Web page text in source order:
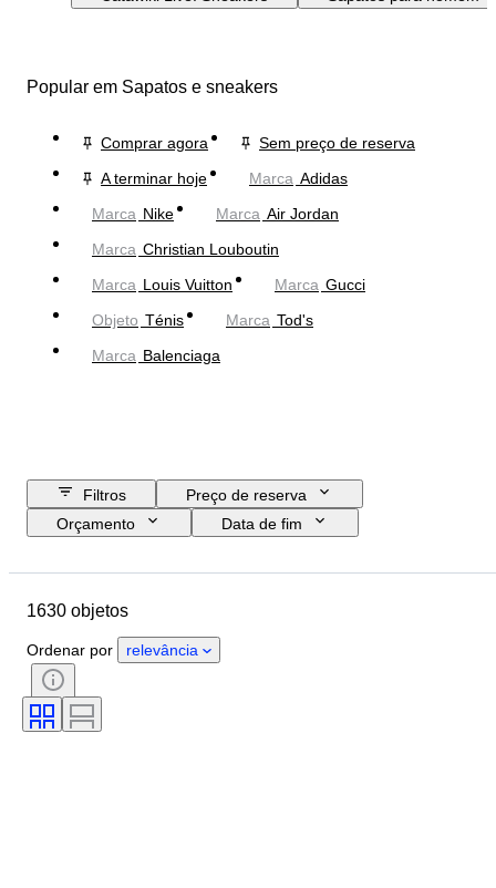
Popular em Sapatos e sneakers
Comprar agora
Sem preço de reserva
A terminar hoje
Marca Adidas
Marca Nike Marca Air Jordan
Marca Christian Louboutin
Marca Louis Vuitton Marca Gucci
Objeto Ténis Marca Tod's
Marca Balenciaga
Filtros
Preço de reserva
Orçamento
Data de fim
País de origem
Estado
Cor
Era
Acessórios incluídos
Modelo
1630 objetos
Ordenar por relevância